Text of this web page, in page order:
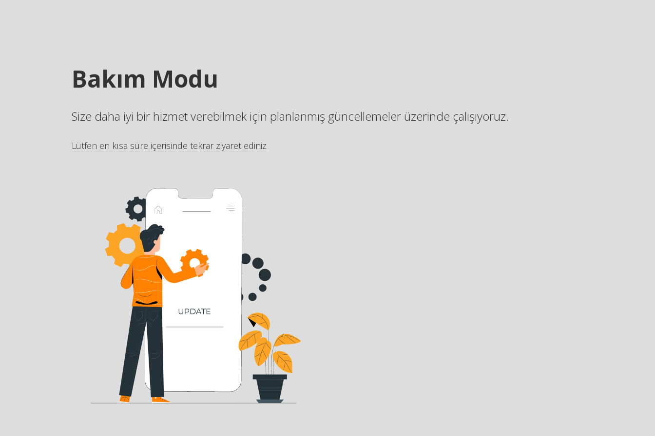
Bakım Modu
Size daha iyi bir hizmet verebilmek için planlanmış güncellemeler üzerinde çalışıyoruz.
Lütfen en kısa süre içerisinde tekrar ziyaret ediniz